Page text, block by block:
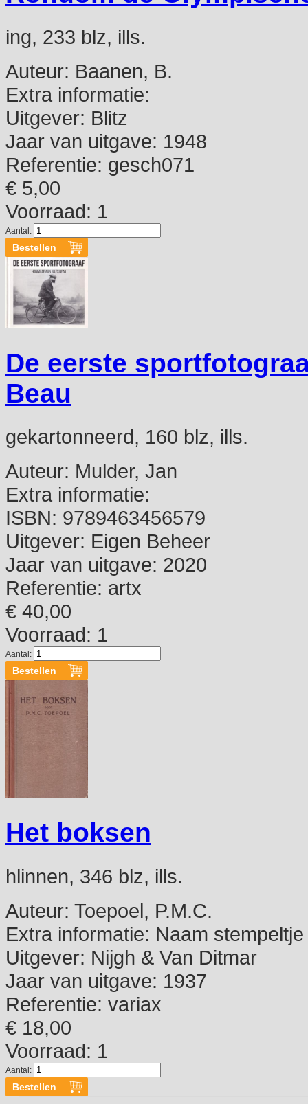
ing, 233 blz, ills.
Auteur: Baanen, B.
Extra informatie:
Uitgever: Blitz
Jaar van uitgave: 1948
Referentie: gesch071
€ 5,00
Voorraad: 1
Aantal:
De eerste
Beau
gekartonneerd, 160 blz, ills.
Auteur: Mulder, Jan
Extra informatie:
ISBN: 9789463456579
Uitgever: Eigen Beheer
Jaar van uitgave: 2020
Referentie: artx
€ 40,00
Voorraad: 1
Aantal:
Het boksen
hlinnen, 346 blz, ills.
Auteur: Toepoel, P.M.C.
Extra informatie: Naam
Uitgever: Nijgh & Van Ditmar
Jaar van uitgave: 1937
Referentie: variax
€ 18,00
Voorraad: 1
Aantal: